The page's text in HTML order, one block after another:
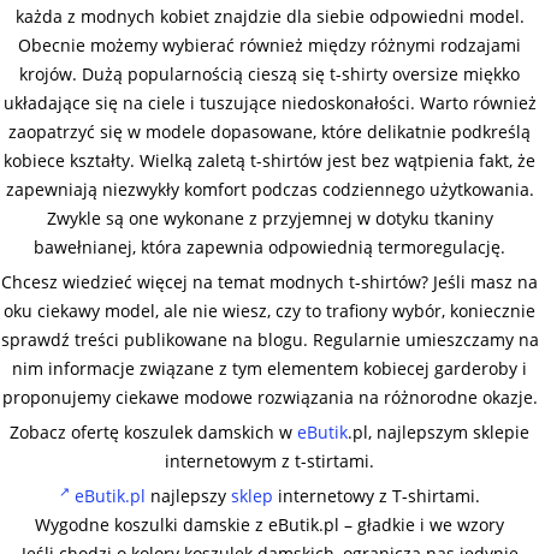
każda z modnych kobiet znajdzie dla siebie odpowiedni model.
Obecnie możemy wybierać również między różnymi rodzajami
krojów. Dużą popularnością cieszą się t-shirty oversize miękko
układające się na ciele i tuszujące niedoskonałości. Warto również
zaopatrzyć się w modele dopasowane, które delikatnie podkreślą
kobiece kształty. Wielką zaletą t-shirtów jest bez wątpienia fakt, że
zapewniają niezwykły komfort podczas codziennego użytkowania.
Zwykle są one wykonane z przyjemnej w dotyku tkaniny
bawełnianej, która zapewnia odpowiednią termoregulację.
Chcesz wiedzieć więcej na temat modnych t-shirtów? Jeśli masz na
oku ciekawy model, ale nie wiesz, czy to trafiony wybór, koniecznie
sprawdź treści publikowane na blogu. Regularnie umieszczamy na
nim informacje związane z tym elementem kobiecej garderoby i
proponujemy ciekawe modowe rozwiązania na różnorodne okazje.
Zobacz ofertę koszulek damskich w eButik.pl, najlepszym sklepie
internetowym z t-stirtami.
eButik.pl najlepszy sklep internetowy z T-shirtami.
Wygodne koszulki damskie z eButik.pl – gładkie i we wzory